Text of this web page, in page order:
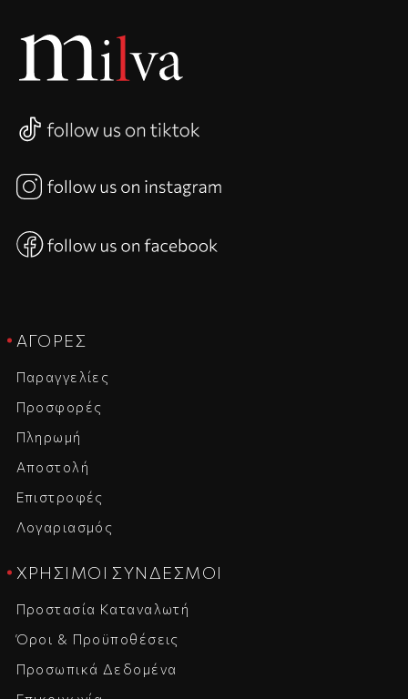
ΑΓΟΡΈΣ
Παραγγελίες
Προσφορές
Πληρωμή
Αποστολή
Επιστροφές
Λογαριασμός
ΧΡΉΣΙΜΟΙ ΣΎΝΔΕΣΜΟΙ
Προστασία Καταναλωτή
Όροι & Προϋποθέσεις
Προσωπικά Δεδομένα